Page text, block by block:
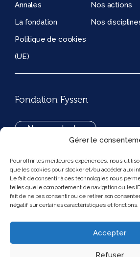
Gérer le
Pour offrir les meilleures expériences, nous
que les cookies pour stocker et/ou accéder aux
Le fait de consentir à ces technologies nous
telles que le comportement de navigation ou les
fait de ne pas consentir ou de retirer son
négatif sur certaines caractéristiques et fonctions.
Accepter
Refuser
Annales
Nos actions
La fondation
Nos
Politique de cookies
(UE)
Fondation Fyssen
Nous contacter
194, rue de Rivoli 75001 Paris
Nous suivre